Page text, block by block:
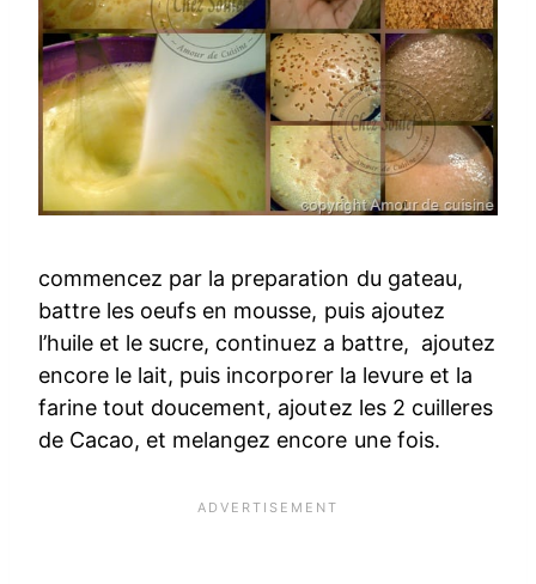
commencez par la preparation du gateau,
battre les oeufs en mousse, puis ajoutez
l’huile et le sucre, continuez a battre, ajoutez
encore le lait, puis incorporer la levure et la
farine tout doucement, ajoutez les 2 cuilleres
de Cacao, et melangez encore une fois.